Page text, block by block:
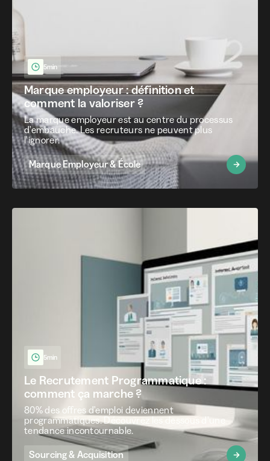
5min
Marque employeur : définition et
comment la valoriser ?
La marque employeur est au centre du processus
d'embauche. Les recruteurs ne peuvent plus
l'ignorer.
Marque Employeur & École
5min
Le Recrutement Programmatique :
comment ça marche ?
80% des offres d'emploi deviennent
programmatiques. Découvrez les dessous d'une
tendance incontournable.
Sourcing & Acquisition